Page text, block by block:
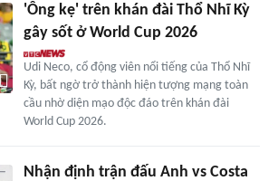
'Ông kẹ' trên khán đài Thổ Nhĩ Kỳ
gây sốt ở World Cup 2026
Udi Neco, cổ động viên nổi tiếng của Thổ Nhĩ
Kỳ, bất ngờ trở thành hiện tượng mạng toàn
cầu nhờ diện mạo độc đáo trên khán đài
World Cup 2026.
Nhận định trận đấu Anh vs Costa